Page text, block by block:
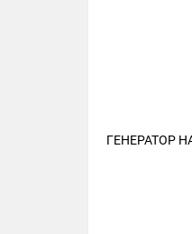
ГЕНЕРАТОР